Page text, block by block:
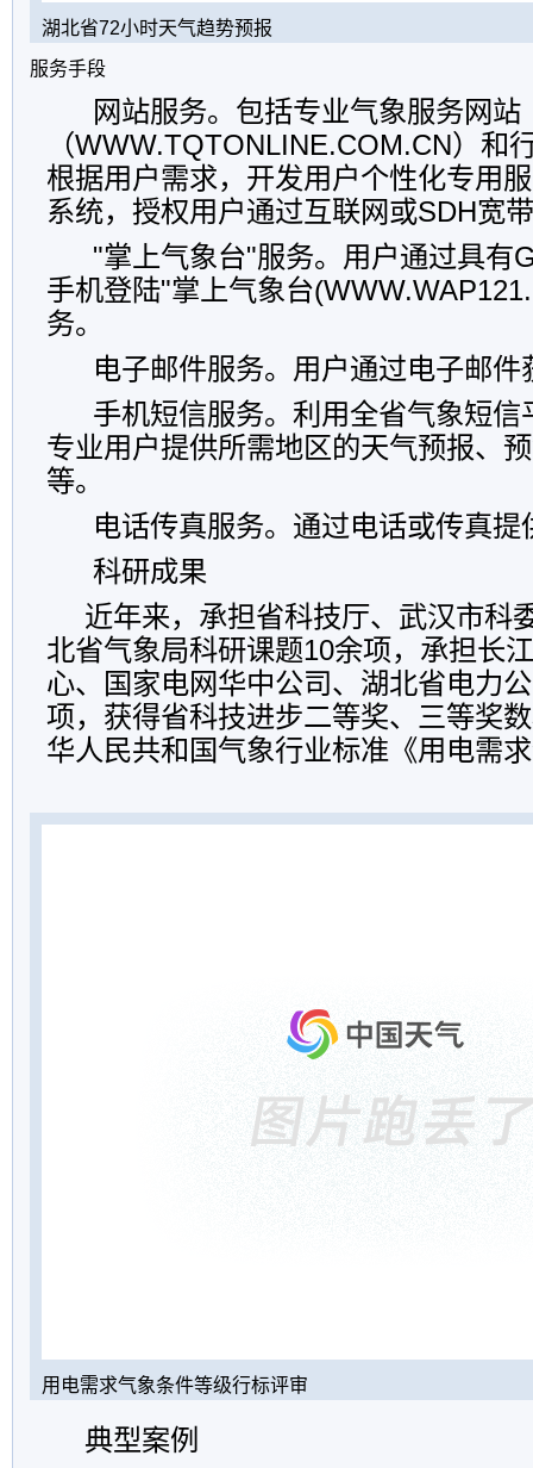
湖北省72小时天气趋势预报
服务手段
网站服务。包括专业气象服务网站
（WWW.TQTONLINE.COM.CN）和
根据用户需求，开发用户个性化专用
系统，授权用户通过互联网或SDH宽
"掌上气象台"服务。用户通过具有
手机登陆"掌上气象台
务。
电子邮件服务。用户通过电子邮件
手机短信服务。利用全省气象短信
专业用户提供所需地区的天气预报、
等。
电话传真服务。通过电话或传真提
科研成果
近年来，承担省科技厅、武汉市科
北省气象局科研课题10余项，承担长
心、国家电网华中公司、湖北省电力
项，获得省科技进步二等奖、三等奖
华人民共和国气象行业标准《用电需
用电需求气象条件等级行标评审
典型案例